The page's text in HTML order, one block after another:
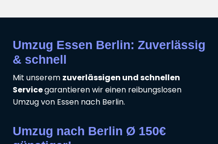
Umzug Essen Berlin: Zuverlässig
& schnell
Mit unserem zuverlässigen und schnellen
Servicegarantieren wir einen reibungslosen
Umzug von Essen nach Berlin.
Umzug nach Berlin Ø 150€